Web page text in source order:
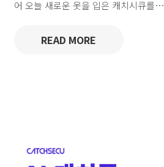
어 오늘 새로운 옷을 입은 캐치시큐를…
READ MORE